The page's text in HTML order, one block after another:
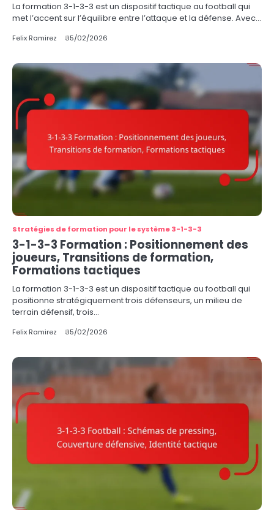
La formation 3-1-3-3 est un dispositif tactique au football qui
met l’accent sur l’équilibre entre l’attaque et la défense. Avec…
Felix Ramirez 05/02/2026
Stratégies de formation pour le système 3-1-3-3
3-1-3-3 Formation : Positionnement des
joueurs, Transitions de formation,
Formations tactiques
La formation 3-1-3-3 est un dispositif tactique au football qui
positionne stratégiquement trois défenseurs, un milieu de
terrain défensif, trois…
Felix Ramirez 05/02/2026